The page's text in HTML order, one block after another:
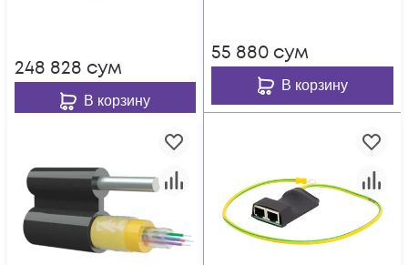
248 828 сум
В корзину
55 880 сум
В корзину